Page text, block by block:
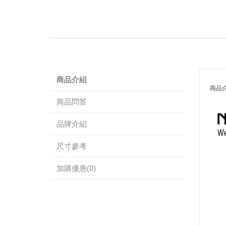
商品介紹
商品問答
品牌介紹
尺寸參考
加購優惠(0)
商品